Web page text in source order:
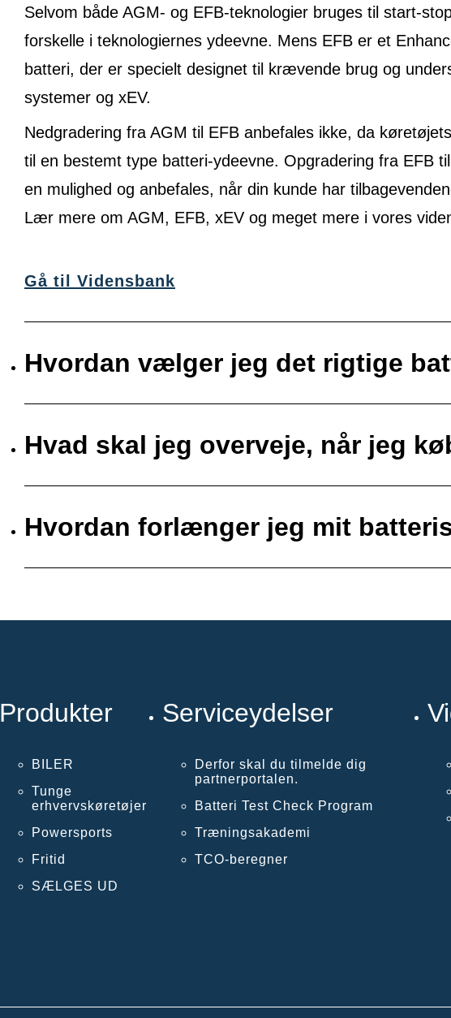
Selvom både AGM- og EFB-teknologier bruges til start-
forskelle i teknologiernes ydeevne. Mens EFB er et
batteri, der er specielt designet til krævende brug og
systemer og xEV.
Nedgradering fra AGM til EFB anbefales ikke, da
til en bestemt type batteri-ydeevne. Opgradering fra EFB
en mulighed og anbefales, når din kunde har
Lær mere om AGM, EFB, xEV og meget mere i vores
Gå til Vidensbank
Hvordan vælger jeg det rigtige
Hvad skal jeg overveje, når jeg
Hvordan forlænger jeg mit
Produkter
BILER
Tunge
erhvervskøretøjer
Powersports
Fritid
SÆLGES UD
Serviceydelser
Derfor skal du tilmelde dig
partnerportalen.
Batteri Test Check Program
Træningsakademi
TCO-beregner